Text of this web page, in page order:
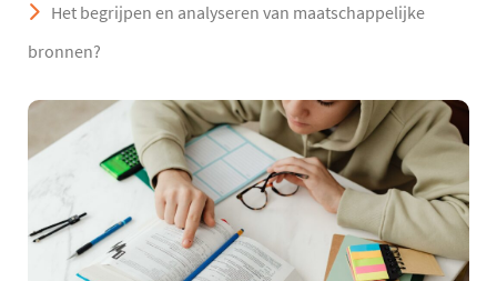
Het begrijpen en analyseren van maatschappelijke
bronnen?